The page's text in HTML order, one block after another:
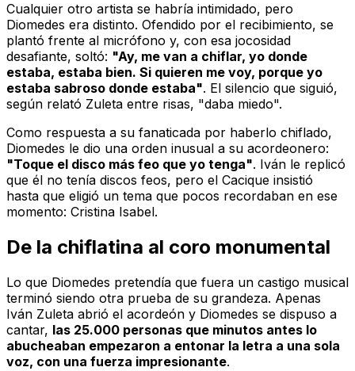
Cualquier otro artista se habría intimidado, pero
Diomedes era distinto. Ofendido por el recibimiento, se
plantó frente al micrófono y, con esa jocosidad
desafiante, soltó: "Ay, me van a chiflar, yo donde
estaba, estaba bien. Si quieren me voy, porque yo
estaba sabroso donde estaba". El silencio que siguió,
según relató Zuleta entre risas, "daba miedo".
Como respuesta a su fanaticada por haberlo chiflado,
Diomedes le dio una orden inusual a su acordeonero:
"Toque el disco más feo que yo tenga". Iván le replicó
que él no tenía discos feos, pero el Cacique insistió
hasta que eligió un tema que pocos recordaban en ese
momento: Cristina Isabel.
De la chiflatina al coro monumental
Lo que Diomedes pretendía que fuera un castigo musical
terminó siendo otra prueba de su grandeza. Apenas
Iván Zuleta abrió el acordeón y Diomedes se dispuso a
cantar, las 25.000 personas que minutos antes lo
abucheaban empezaron a entonar la letra a una sola
voz, con una fuerza impresionante.